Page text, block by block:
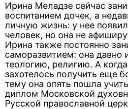
Ирина Меладзе сейчас
воспитанием дочек, а
личную жизнь: у нее
человек, но она не
Ирина также постоянно
саморазвитием: она давно
теологию, религию. А
захотелось получить еще
тему она опять пошла
диплом Московской
Русской православной